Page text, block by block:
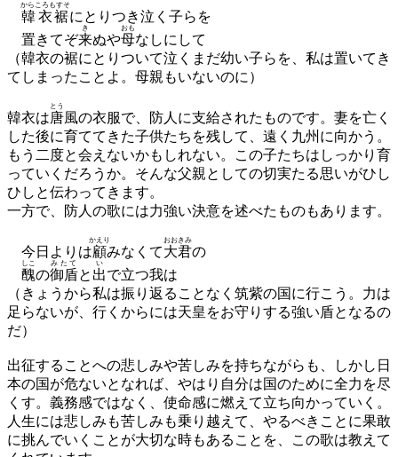
韓衣裾
からころもすそ
にとりつき泣く子らを
置きてぞ来
き
ぬや母
おも
なしにして
（韓衣の裾にとりついて泣くまだ幼い子らを、私は置いてき
てしまったことよ。母親もいないのに）
韓衣は唐
とう
風の衣服で、防人に支給されたものです。妻を亡く
した後に育ててきた子供たちを残して、遠く九州に向かう。
もう二度と会えないかもしれない。この子たちはしっかり育
っていくだろうか。そんな父親としての切実たる思いがひし
ひしと伝わってきます。
一方で、防人の歌には力強い決意を述べたものもあります。
今日よりは顧
かえり
みなくて大君
おおきみ
の
醜
しこ
の御盾
みたて
と 出
い
で立つ我は
（きょうから私は振り返ることなく筑紫の国に行こう。力は
足らないが、行くからには天皇をお守りする強い盾となるの
だ）
出征することへの悲しみや苦しみを持ちながらも、しかし日
本の国が危ないとなれば、やはり自分は国のために全力を尽
くす。義務感ではなく、使命感に燃えて立ち向かっていく。
人生には悲しみも苦しみも乗り越えて、やるべきことに果敢
に挑んでいくことが大切な時もあることを、この歌は教えて